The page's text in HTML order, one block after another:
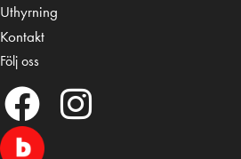
Uthyrning
Kontakt
Följ oss